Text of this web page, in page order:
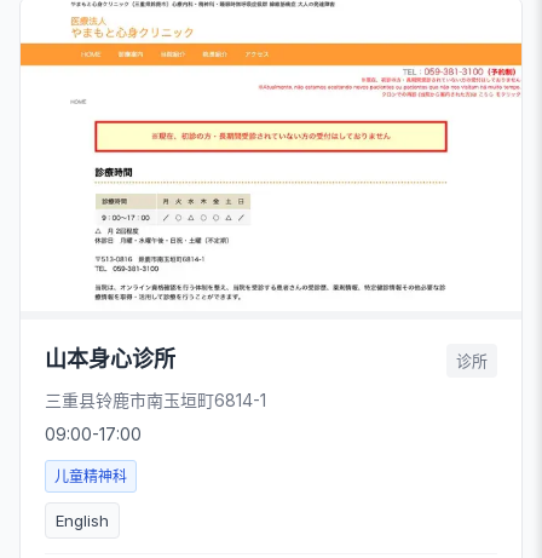
山本身心诊所 诊所
三重县铃鹿市南玉垣町6814-1
09:00-17:00
儿童精神科
English